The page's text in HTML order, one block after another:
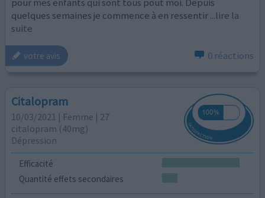
quelques semaines je commence à en ressentir...lire la
suite
votre avis 0 réactions
Citalopram
10/03/2021 | Femme | 27
citalopram (40mg)
Dépression
Efficacité
Quantité effets secondaires